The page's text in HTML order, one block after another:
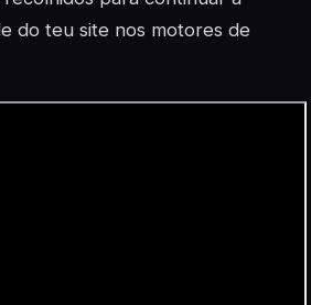
do teu site nos motores de